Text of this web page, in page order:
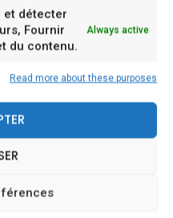
et détecter
Fournir
du contenu.
Always active
Read more about these purposes
en lamelles.
les champignons